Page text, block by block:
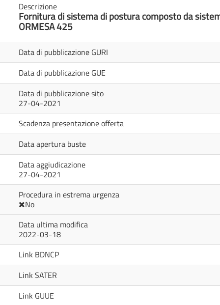
Descrizione
Fornitura di sistema di postura composto da
ORMESA 425
Data di pubblicazione GURI
Data di pubblicazione GUE
Data di pubblicazione sito
27-04-2021
Scadenza presentazione offerta
Data apertura buste
Data aggiudicazione
27-04-2021
Procedura in estrema urgenza
No
Data ultima modifica
2022-03-18
Link BDNCP
Link SATER
Link GUUE